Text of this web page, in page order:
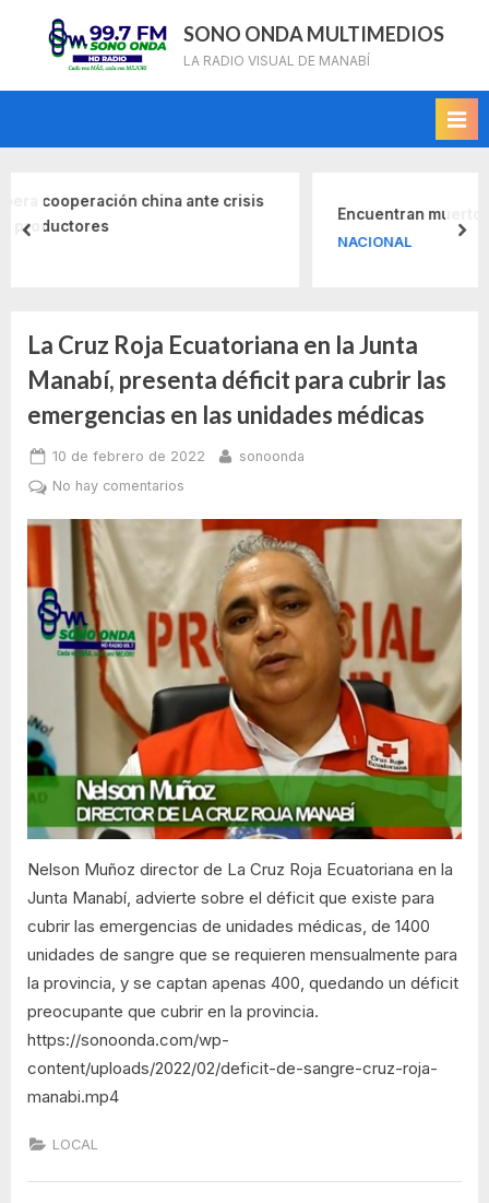
SONO ONDA MULTIMEDIOS
LA RADIO VISUAL DE MANABÍ
ante crisis
Encuentran muerto a Don Naza en Quito
prev
Etiqueta:
banco
de
sangre
La Cruz Roja Ecuatoriana en la Junta
Manabí, presenta déficit para cubrir las
emergencias en las unidades médicas
Posted
on
10 de febrero de 2022 By
sonoonda
No hay comentariosen
Cruz
Ecuatoriana
en
la
Junta
Manabí,
presenta
déficit
para
cubrir
las
emergencias
las
unidades
médicas
Nelson Muñoz director de La Cruz Roja Ecuatoriana en la
Junta Manabí, advierte sobre el déficit que existe para
cubrir las emergencias de unidades médicas, de 1400
unidades de sangre que se requieren mensualmente para
la provincia, y se captan apenas 400, quedando un déficit
preocupante que cubrir en la provincia.
https://sonoonda.com/wp-
content/uploads/2022/02/deficit-de-sangre-cruz-roja-
manabi.mp4
LOCAL